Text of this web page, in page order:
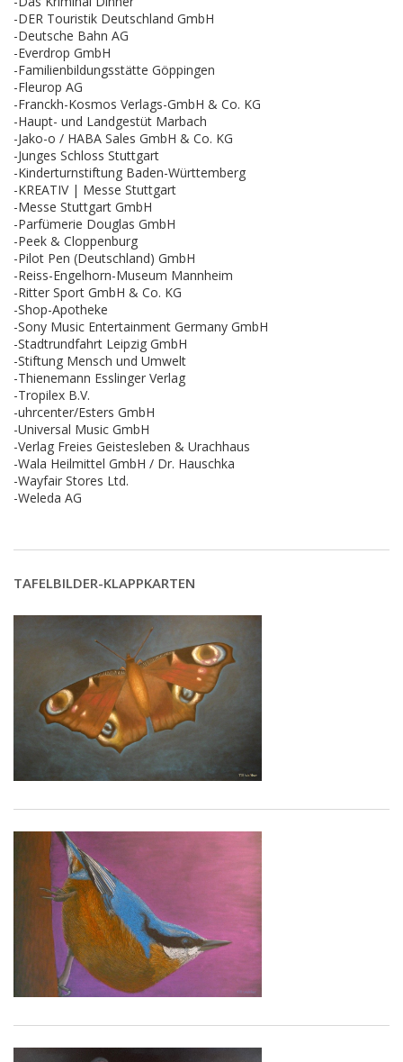
-DER Touristik Deutschland GmbH
-Deutsche Bahn AG
-Everdrop GmbH
-Familienbildungsstätte Göppingen
-Fleurop AG
-Franckh-Kosmos Verlags-GmbH & Co. KG
-Haupt- und Landgestüt Marbach
-Jako-o / HABA Sales GmbH & Co. KG
-Junges Schloss Stuttgart
-Kinderturnstiftung Baden-Württemberg
-KREATIV | Messe Stuttgart
-Messe Stuttgart GmbH
-Parfümerie Douglas GmbH
-Peek & Cloppenburg
-Pilot Pen (Deutschland) GmbH
-Reiss-Engelhorn-Museum Mannheim
-Ritter Sport GmbH & Co. KG
-Shop-Apotheke
-Sony Music Entertainment Germany GmbH
-Stadtrundfahrt Leipzig GmbH
-Stiftung Mensch und Umwelt
-Thienemann Esslinger Verlag
-Tropilex B.V.
-uhrcenter/Esters GmbH
-Universal Music GmbH
-Verlag Freies Geistesleben & Urachhaus
-Wala Heilmittel GmbH / Dr. Hauschka
-Wayfair Stores Ltd.
-Weleda AG
TAFELBILDER-KLAPPKARTEN